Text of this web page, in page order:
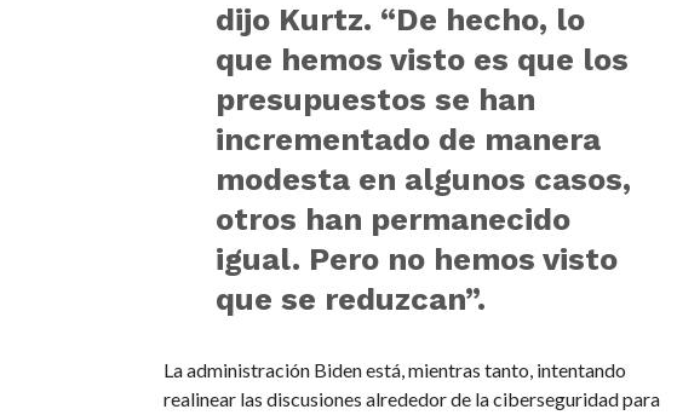
dijo Kurtz. “De hecho, lo
que hemos visto es que los
presupuestos se han
incrementado de manera
modesta en algunos casos,
otros han permanecido
igual. Pero no hemos visto
que se reduzcan”.
La administración Biden está, mientras tanto, intentando
realinear las discusiones alrededor de la ciberseguridad para